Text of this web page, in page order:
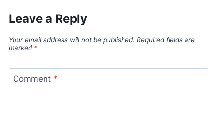
Leave a Reply
Your email address will not be published. Required fields are
marked *
Comment *